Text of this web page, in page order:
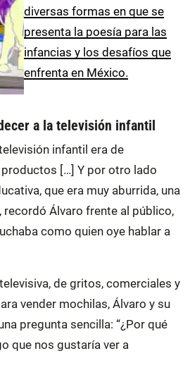
diversas formas en que se
presenta la poesía para las
infancias y los desafíos que
enfrenta en México.
a la televisión infantil
infantil era de
[…] Y por otro lado
que era muy aburrida, una
recordó Álvaro frente al público,
como quien oye hablar a
de gritos, comerciales y
vender mochilas, Álvaro y su
pregunta sencilla: “¿Por qué
que nos gustaría ver a